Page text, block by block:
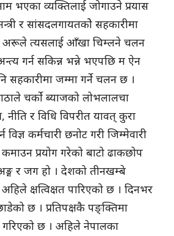
भएका व्यक्तिलाई जोगाउने प्रयास
र सांसदलगायतकोे सहकारीमा
। अरूले त्यसलाई आँखा चिम्लने चलन
गर्न सकिन्न भन्ने भएपछि म ऐन
सहकारीमा जम्मा गर्ने चलन छ ।
चर्काे ब्याजको लोभलालचा
नीति र विधि विपरीत यावत् कुरा
कर्मचारी छनोट गरी जिम्मेवारी
प्रयोग गरेको बाटो ढाकछोप
र जग हो । देशको तीनखम्बे
क्षत्विक्षत पारिएको छ । दिनभर
छ । प्रतिपक्षकै पङ्क्तिमा
गरिएको छ । अहिले नेपालका